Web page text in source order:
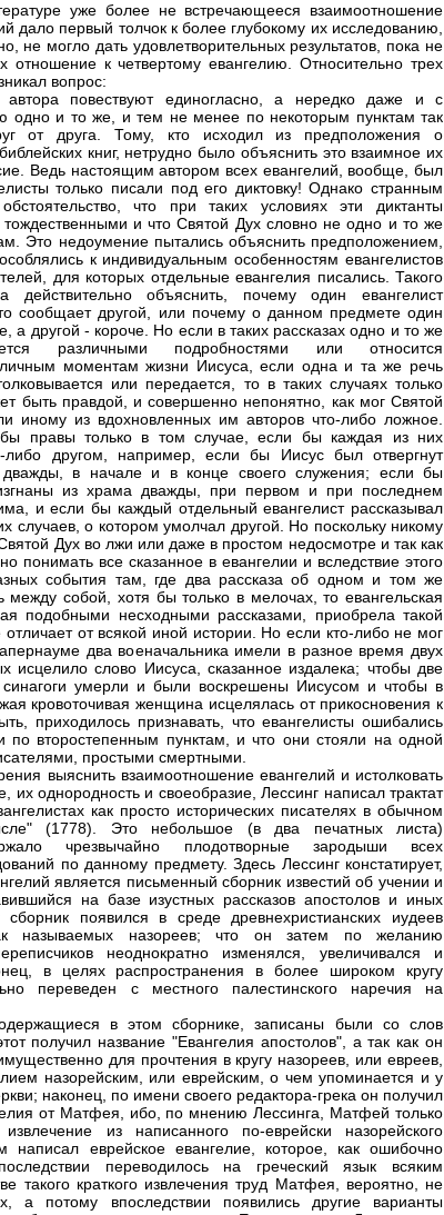
уже более не встречающееся взаимоотношение
дало первый толчок к более глубокому их исследованию,
не могло дать удовлетворительных результатов, пока не
отношение к четвертому евангелию. Относительно трех
вопрос:
повествуют единогласно, а нередко даже и с
одно и то же, и тем не менее по некоторым пунктам так
от друга. Тому, кто исходил из предположения о
книг, нетрудно было объяснить это взаимное их
Ведь настоящим автором всех евангелий, вообще, был
только писали под его диктовку! Однако странным
что при таких условиях эти диктанты
тождественными и что Святой Дух словно не одно и то же
Это недоумение пытались объяснить предположением,
к индивидуальным особенностям евангелистов
для которых отдельные евангелия писались. Такого
действительно объяснить, почему один евангелист
сообщает другой, или почему о данном предмете один
а другой - короче. Но если в таких рассказах одно и то же
различными подробностями или относится
моментам жизни Иисуса, если одна и та же речь
или передается, то в таких случаях только
быть правдой, и совершенно непонятно, как мог Святой
иному из вдохновленных им авторов что-либо ложное.
правы только в том случае, если бы каждая из них
либо другом, например, если бы Иисус был отвергнут
дважды, в начале и в конце своего служения; если бы
из храма дважды, при первом и при последнем
и если бы каждый отдельный евангелист рассказывал
случаев, о котором умолчал другой. Но поскольку никому
Дух во лжи или даже в простом недосмотре и так как
понимать все сказанное в евангелии и вследствие этого
события там, где два рассказа об одном и том же
между собой, хотя бы только в мелочах, то евангельская
подобными несходными рассказами, приобрела такой
отличает от всякой иной истории. Но если кто-либо не мог
два военачальника имели в разное время двух
исцелило слово Иисуса, сказанное издалека; чтобы две
синагоги умерли и были воскрешены Иисусом и чтобы в
кровоточивая женщина исцелялась от прикосновения к
приходилось признавать, что евангелисты ошибались
по второстепенным пунктам, и что они стояли на одной
простыми смертными.
выяснить взаимоотношение евангелий и истолковать
их однородность и своеобразие, Лессинг написал трактат
как просто исторических писателях в обычном
(1778). Это небольшое (в два печатных листа)
чрезвычайно плодотворные зародыши всех
по данному предмету. Здесь Лессинг констатирует,
является письменный сборник известий об учении и
на базе изустных рассказов апостолов и иных
сборник появился в среде древнехристианских иудеев
называемых назореев; что он затем по желанию
неоднократно изменялся, увеличивался и
в целях распространения в более широком кругу
переведен с местного палестинского наречия на
в этом сборнике, записаны были со слов
получил название "Евангелия апостолов", а так как он
для прочтения в кругу назореев, или евреев,
назорейским, или еврейским, о чем упоминается и у
наконец, по имени своего редактора-грека он получил
от Матфея, ибо, по мнению Лессинга, Матфей только
извлечение из написанного по-еврейски назорейского
написал еврейское евангелие, которое, как ошибочно
переводилось на греческий язык всяким
такого краткого извлечения труд Матфея, вероятно, не
а потому впоследствии появились другие варианты